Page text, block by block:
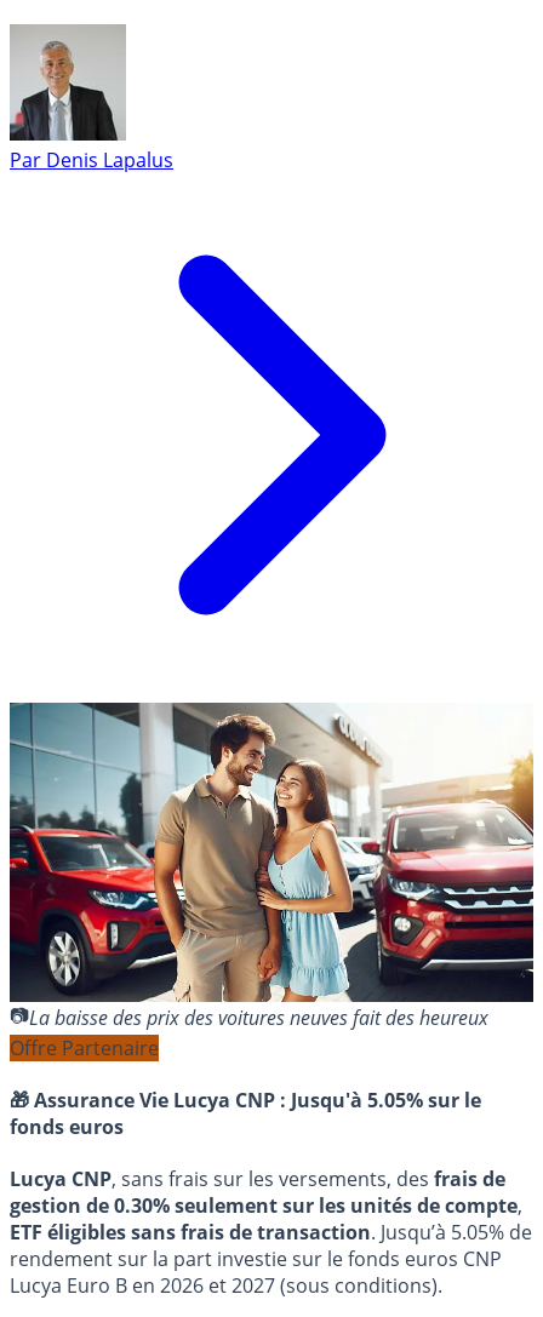
Par Denis Lapalus
La baisse des prix des voitures neuves fait des heureux
Offre Partenaire
🎁 Assurance Vie Lucya CNP : Jusqu'à 5.05% sur le
fonds euros
Lucya CNP, sans frais sur les versements, des frais de
gestion de 0.30% seulement sur les unités de compte,
ETF éligibles sans frais de transaction. Jusqu’à 5.05% de
rendement sur la part investie sur le fonds euros CNP
Lucya Euro B en 2026 et 2027 (sous conditions).